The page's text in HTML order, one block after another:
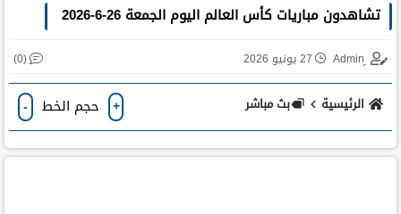
تشاهدون مباريات كأس العالم اليوم الجمعة 26-6-2026
27 يونيو 2026 (0)
الرئيسية بث مباشر + حجم الخط -